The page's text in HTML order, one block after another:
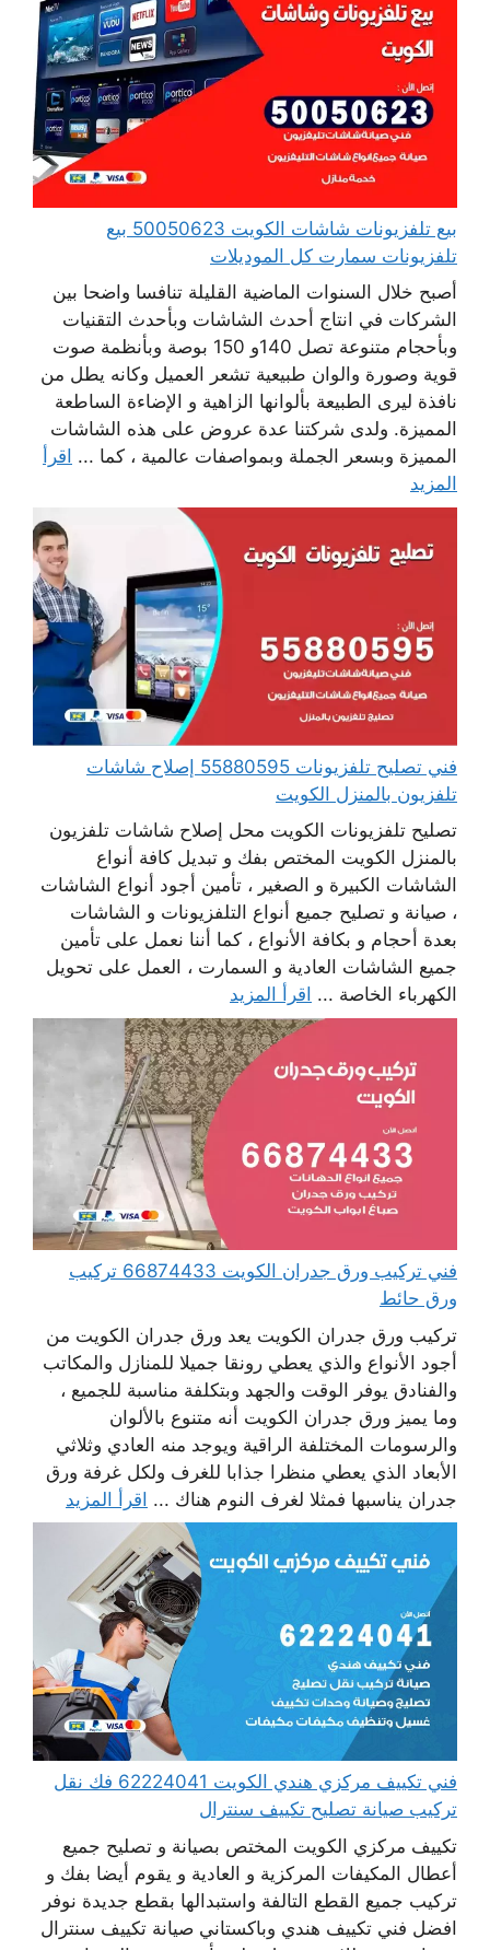
بيع تلفزيونات شاشات الكويت 50050623 بيع
تلفزيونات سمارت كل الموديلات
أصبح خلال السنوات الماضية القليلة تنافسا واضحا بين
الشركات في انتاج أحدث الشاشات وبأحدث التقنيات
وبأحجام متنوعة تصل 140و 150 بوصة وبأنظمة صوت
قوية وصورة والوان طبيعية تشعر العميل وكانه يطل من
نافذة ليرى الطبيعة بألوانها الزاهية و الإضاءة الساطعة
المميزة. ولدى شركتنا عدة عروض على هذه الشاشات
المميزة وبسعر الجملة وبمواصفات عالمية ، كما ... اقرأ
المزيد
فني تصليح تلفزيونات 55880595 إصلاح شاشات
تلفزيون بالمنزل الكويت
تصليح تلفزيونات الكويت محل إصلاح شاشات تلفزيون
بالمنزل الكويت المختص بفك و تبديل كافة أنواع
الشاشات الكبيرة و الصغير ، تأمين أجود أنواع الشاشات
، صيانة و تصليح جميع أنواع التلفزيونات و الشاشات
بعدة أحجام و بكافة الأنواع ، كما أننا نعمل على تأمين
جميع الشاشات العادية و السمارت ، العمل على تحويل
الكهرباء الخاصة ... اقرأ المزيد
فني تركيب ورق جدران الكويت 66874433 تركيب
ورق حائط
تركيب ورق جدران الكويت يعد ورق جدران الكويت من
أجود الأنواع والذي يعطي رونقا جميلا للمنازل والمكاتب
والفنادق يوفر الوقت والجهد وبتكلفة مناسبة للجميع ،
وما يميز ورق جدران الكويت أنه متنوع بالألوان
والرسومات المختلفة الراقية ويوجد منه العادي وثلاثي
الأبعاد الذي يعطي منظرا جذابا للغرف ولكل غرفة ورق
جدران يناسبها فمثلا لغرف النوم هناك ... اقرأ المزيد
فني تكييف مركزي هندي الكويت 62224041 فك نقل
تركيب صيانة تصليح تكييف سنترال
تكييف مركزي الكويت المختص بصيانة و تصليح جميع
أعطال المكيفات المركزية و العادية و يقوم أيضا بفك و
تركيب جميع القطع التالفة واستبدالها بقطع جديدة نوفر
افضل فني تكييف هندي وباكستاني صيانة تكييف سنترال